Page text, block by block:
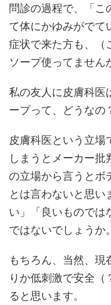
問診の過程で、「こ
て体にかゆみがでて
症状で来た方も、（
ソープ使ってません
私の友人に皮膚科医
ープって、どうなの
皮膚科医という立場
しまうとメーカー
の立場から言うとボ
とは言わないと思い
い」「良いものでは
ではないでしょうか。
もちろん、当然、現
りか低刺激で安全
ると思います。